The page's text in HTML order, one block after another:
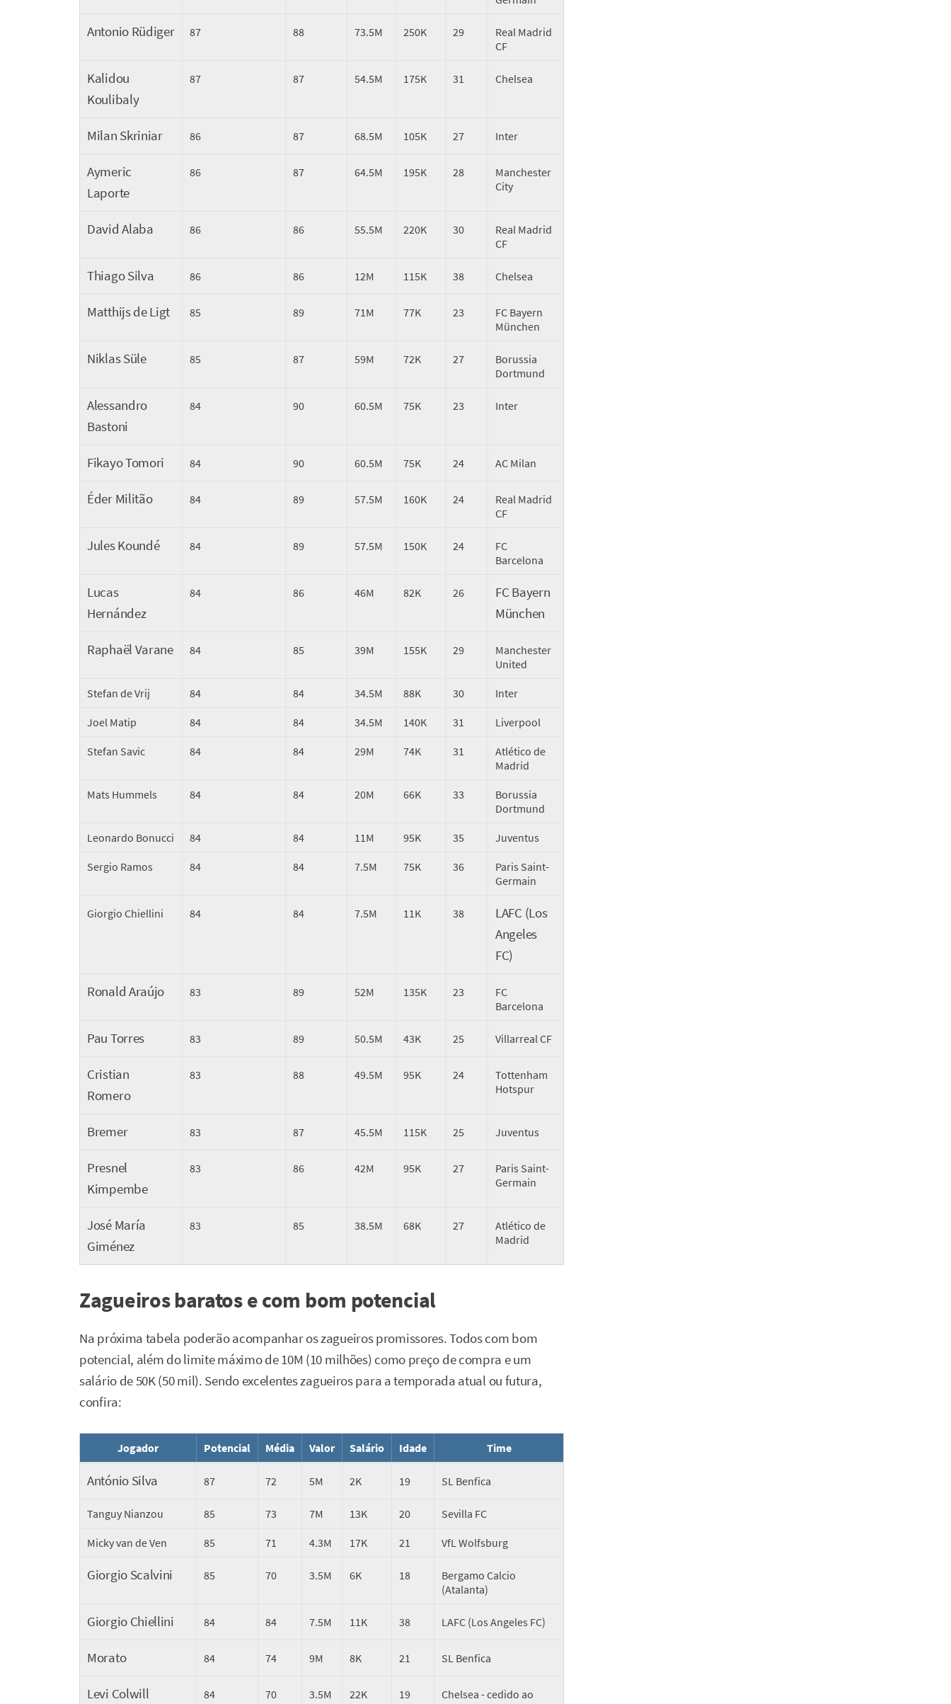
Antonio Rüdiger 87 88 73.5M 250K 29
Real Madrid
CF
Kalidou
Koulibaly
87 87 54.5M 175K 31 Chelsea
Milan Skriniar 86 87 68.5M 105K 27 Inter
Aymeric
Laporte
86 87 64.5M 195K 28
Manchester
City
David Alaba 86 86 55.5M 220K 30
Real Madrid
CF
Thiago Silva 86 86 12M 115K 38 Chelsea
Matthijs de Ligt 85 89 71M 77K 23
FC Bayern
München
Niklas Süle 85 87 59M 72K 27
Borussia
Dortmund
Alessandro
Bastoni
84 90 60.5M 75K 23 Inter
Fikayo Tomori 84 90 60.5M 75K 24 AC Milan
Éder Militão 84 89 57.5M 160K 24
Real Madrid
CF
Jules Koundé 84 89 57.5M 150K 24
FC
Barcelona
Lucas
Hernández
84 86 46M 82K 26
FC Bayern
München
Raphaël Varane 84 85 39M 155K 29
Manchester
United
Stefan de Vrij 84 84 34.5M 88K 30 Inter
Joel Matip 84 84 34.5M 140K 31 Liverpool
Stefan Savic 84 84 29M 74K 31
Atlético de
Madrid
Mats Hummels 84 84 20M 66K 33
Borussia
Dortmund
Leonardo Bonucci 84 84 11M 95K 35 Juventus
Sergio Ramos 84 84 7.5M 75K 36
Paris Saint-
Germain
Giorgio Chiellini 84 84 7.5M 11K 38
LAFC (Los
Angeles
FC)
Ronald Araújo 83 89 52M 135K 23
FC
Barcelona
Pau Torres 83 89 50.5M 43K 25 Villarreal CF
Cristian
Romero
83 88 49.5M 95K 24
Tottenham
Hotspur
Bremer 83 87 45.5M 115K 25 Juventus
Presnel
Kimpembe
83 86 42M 95K 27
Paris Saint-
Germain
José María
Giménez
83 85 38.5M 68K 27
Atlético de
Madrid
Zagueiros baratos e com bom potencial
Na próxima tabela poderão acompanhar os zagueiros promissores. Todos com bom
potencial, além do limite máximo de 10M (10 milhões) como preço de compra e um
salário de 50K (50 mil). Sendo excelentes zagueiros para a temporada atual ou futura,
confira:
Jogador Potencial Média Valor Salário Idade Time
António Silva 87 72 5M 2K 19 SL Benfica
Tanguy Nianzou 85 73 7M 13K 20 Sevilla FC
Micky van de Ven 85 71 4.3M 17K 21 VfL Wolfsburg
Giorgio Scalvini 85 70 3.5M 6K 18
Bergamo Calcio
(Atalanta)
Giorgio Chiellini 84 84 7.5M 11K 38 LAFC (Los Angeles FC)
Morato 84 74 9M 8K 21 SL Benfica
Levi Colwill 84 70 3.5M 22K 19
Chelsea - cedido ao